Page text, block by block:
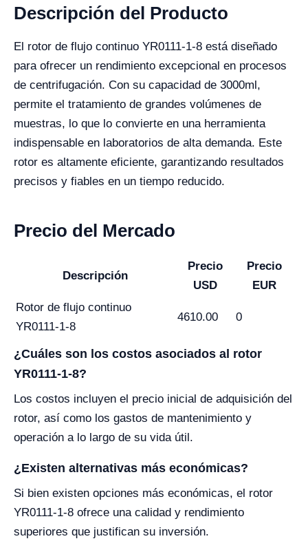
Descripción del Producto
El rotor de flujo continuo YR0111-1-8 está diseñado
para ofrecer un rendimiento excepcional en procesos
de centrifugación. Con su capacidad de 3000ml,
permite el tratamiento de grandes volúmenes de
muestras, lo que lo convierte en una herramienta
indispensable en laboratorios de alta demanda. Este
rotor es altamente eficiente, garantizando resultados
precisos y fiables en un tiempo reducido.
Precio del Mercado
Descripción
Precio
USD
Precio
EUR
Rotor de flujo continuo
YR0111-1-8
4610.00 0
¿Cuáles son los costos asociados al rotor
YR0111-1-8?
Los costos incluyen el precio inicial de adquisición del
rotor, así como los gastos de mantenimiento y
operación a lo largo de su vida útil.
¿Existen alternativas más económicas?
Si bien existen opciones más económicas, el rotor
YR0111-1-8 ofrece una calidad y rendimiento
superiores que justifican su inversión.